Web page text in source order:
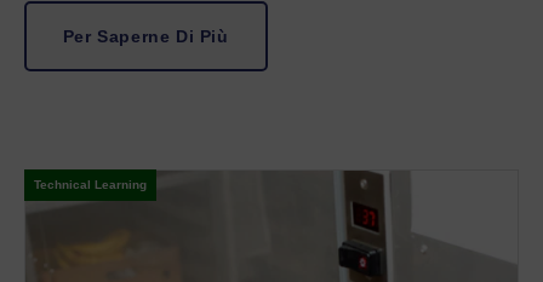
Per Saperne Di Più
Technical Learning